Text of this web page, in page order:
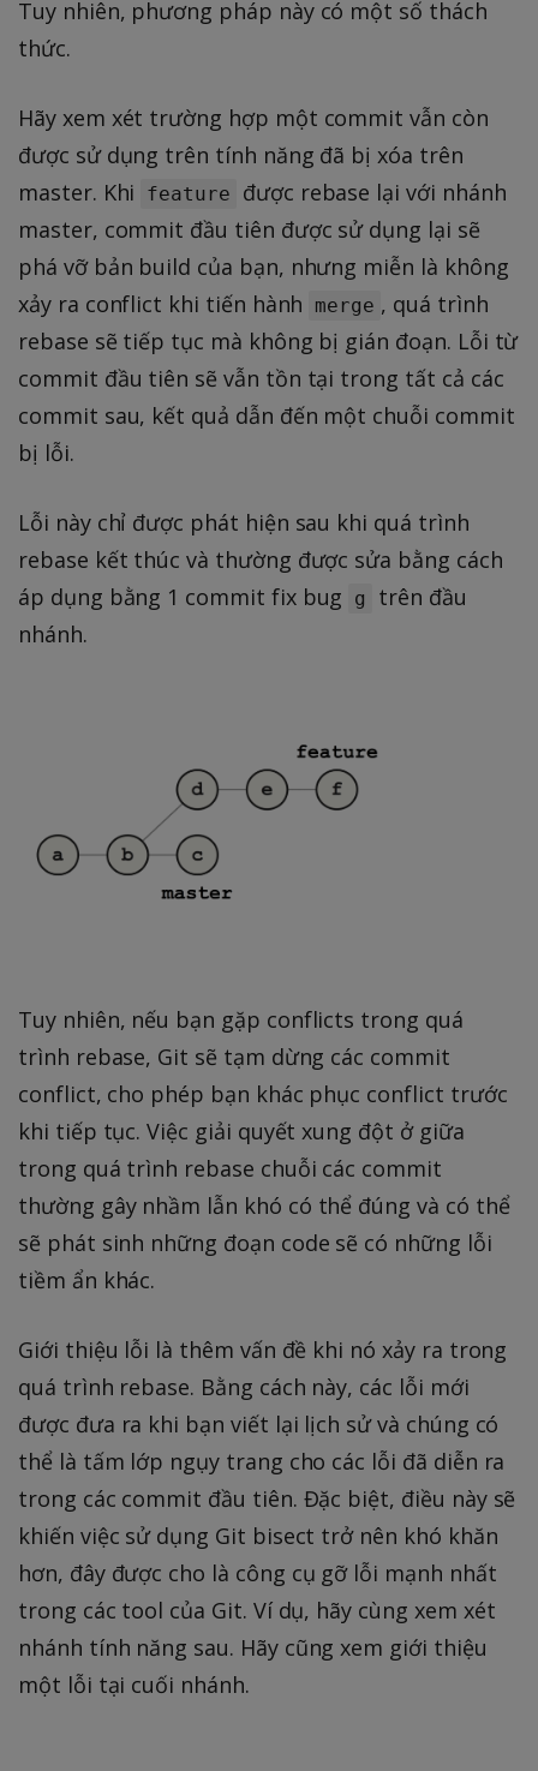
Tuy nhiên, phương pháp này có một số thách
thức.
Hãy xem xét trường hợp một commit vẫn còn
được sử dụng trên tính năng đã bị xóa trên
master. Khi
feature
được rebase lại với nhánh
master, commit đầu tiên được sử dụng lại sẽ
phá vỡ bản build của bạn, nhưng miễn là không
xảy ra conflict khi tiến hành
merge , quá trình
rebase sẽ tiếp tục mà không bị gián đoạn. Lỗi từ
commit đầu tiên sẽ vẫn tồn tại trong tất cả các
commit sau, kết quả dẫn đến một chuỗi commit
bị lỗi.
Lỗi này chỉ được phát hiện sau khi quá trình
rebase kết thúc và thường được sửa bằng cách
áp dụng bằng 1 commit fix bug
g
trên đầu
nhánh.
Tuy nhiên, nếu bạn gặp conflicts trong quá
trình rebase, Git sẽ tạm dừng các commit
conflict, cho phép bạn khác phục conflict trước
khi tiếp tục. Việc giải quyết xung đột ở giữa
trong quá trình rebase chuỗi các commit
thường gây nhầm lẫn khó có thể đúng và có thể
sẽ phát sinh những đoạn code sẽ có những lỗi
tiềm ẩn khác.
Giới thiệu lỗi là thêm vấn đề khi nó xảy ra trong
quá trình rebase. Bằng cách này, các lỗi mới
được đưa ra khi bạn viết lại lịch sử và chúng có
thể là tấm lớp ngụy trang cho các lỗi đã diễn ra
trong các commit đầu tiên. Đặc biệt, điều này sẽ
khiến việc sử dụng Git bisect trở nên khó khăn
hơn, đây được cho là công cụ gỡ lỗi mạnh nhất
trong các tool của Git. Ví dụ, hãy cùng xem xét
nhánh tính năng sau. Hãy cũng xem giới thiệu
một lỗi tại cuối nhánh.